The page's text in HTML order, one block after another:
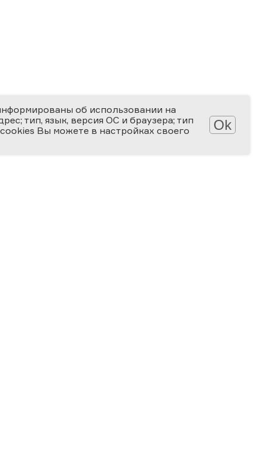
об использовании на
тип, язык, версия ОС и браузера; тип
Вы можете в настройках своего
Ok